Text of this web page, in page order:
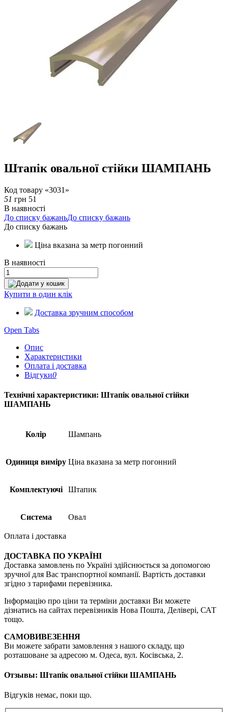
Штапік овальної стійки ШАМПАНЬ
Код товару «3031»
51 грн 51
В наявності
До списку бажаньДо списку бажань
До списку бажань
Ціна вказана за метр погонний
В наявності
Додати у кошик
Купити в один клік
Доставка зручним способом
Open Tabs
Опис
Характеристики
Оплата і доставка
Відгуки0
Технічні характеристики: Штапік овальної стійки
ШАМПАНЬ
Колір Шампань
Одиниця виміру Ціна вказана за метр погонний
Комплектуючі Штапик
Система Овал
Оплата і доставка
ДОСТАВКА ПО УКРАЇНІ
Доставка замовлень по Україні здійснюється за допомогою
зручної для Вас транспортної компанії. Вартість доставки
згідно з тарифами перевізника.
Інформацію про ціни та терміни доставки Ви можете
дізнатись на сайтах перевізників Нова Пошта, Делівері, САТ
тощо.
САМОВИВЕЗЕННЯ
Ви можете забрати замовлення з нашого складу, що
розташоване за адресою м. Одеса, вул. Косівська, 2.
Отзывы: Штапік овальної стійки ШАМПАНЬ
Відгуків немає, поки що.